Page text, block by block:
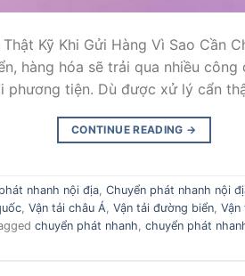
Kỹ Khi Gửi Hàng Vì Sao Cần
hàng hóa sẽ trải qua nhiều
phương tiện. Dù được xử lý cẩn
CONTINUE READING →
nhanh nội địa, Chuyển phát nhanh nội
, Vận tải châu Á, Vận tải đường biển, Vận
chuyển phát nhanh, chuyển phát